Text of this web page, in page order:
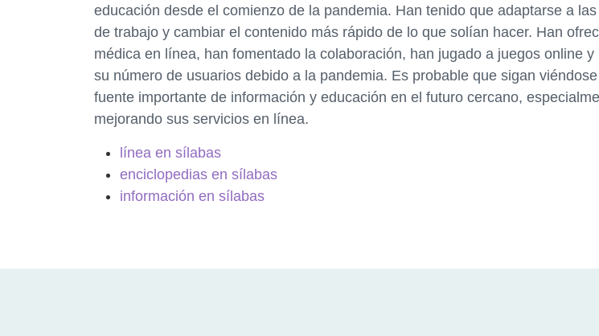
educación desde el comienzo de la pandemia. Han tenido que adaptarse a
de trabajo y cambiar el contenido más rápido de lo que solían hacer. Han
médica en línea, han fomentado la colaboración, han jugado a juegos online
su número de usuarios debido a la pandemia. Es probable que sigan
fuente importante de información y educación en el futuro cercano,
mejorando sus servicios en línea.
línea en sílabas
enciclopedias en sílabas
información en sílabas